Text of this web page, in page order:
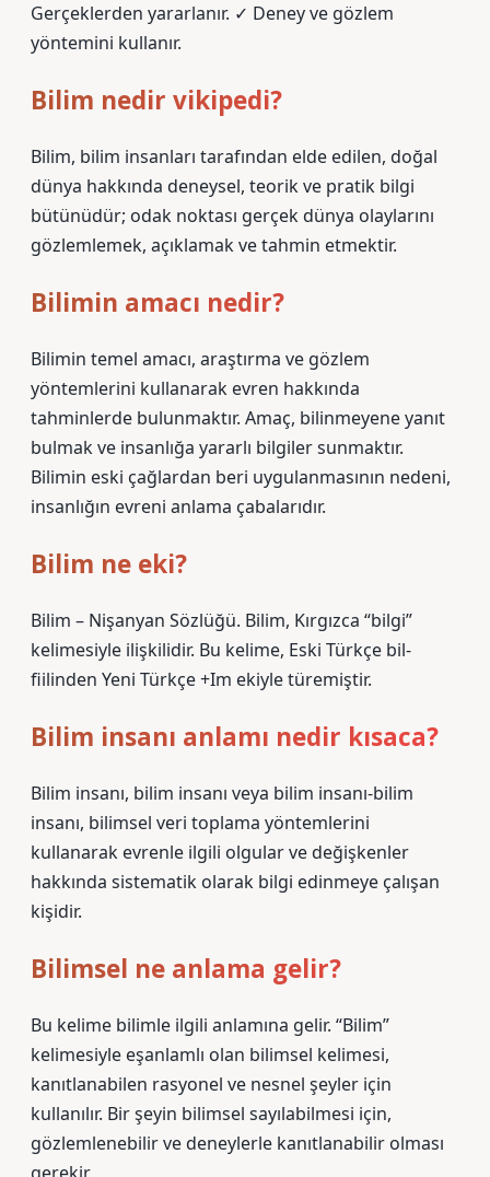
Gerçeklerden yararlanır. ✓ Deney ve gözlem
yöntemini kullanır.
Bilim nedir vikipedi?
Bilim, bilim insanları tarafından elde edilen, doğal
dünya hakkında deneysel, teorik ve pratik bilgi
bütünüdür; odak noktası gerçek dünya olaylarını
gözlemlemek, açıklamak ve tahmin etmektir.
Bilimin amacı nedir?
Bilimin temel amacı, araştırma ve gözlem
yöntemlerini kullanarak evren hakkında
tahminlerde bulunmaktır. Amaç, bilinmeyene yanıt
bulmak ve insanlığa yararlı bilgiler sunmaktır.
Bilimin eski çağlardan beri uygulanmasının nedeni,
insanlığın evreni anlama çabalarıdır.
Bilim ne eki?
Bilim – Nişanyan Sözlüğü. Bilim, Kırgızca “bilgi”
kelimesiyle ilişkilidir. Bu kelime, Eski Türkçe bil-
fiilinden Yeni Türkçe +Im ekiyle türemiştir.
Bilim insanı anlamı nedir kısaca?
Bilim insanı, bilim insanı veya bilim insanı-bilim
insanı, bilimsel veri toplama yöntemlerini
kullanarak evrenle ilgili olgular ve değişkenler
hakkında sistematik olarak bilgi edinmeye çalışan
kişidir.
Bilimsel ne anlama gelir?
Bu kelime bilimle ilgili anlamına gelir. “Bilim”
kelimesiyle eşanlamlı olan bilimsel kelimesi,
kanıtlanabilen rasyonel ve nesnel şeyler için
kullanılır. Bir şeyin bilimsel sayılabilmesi için,
gözlemlenebilir ve deneylerle kanıtlanabilir olması